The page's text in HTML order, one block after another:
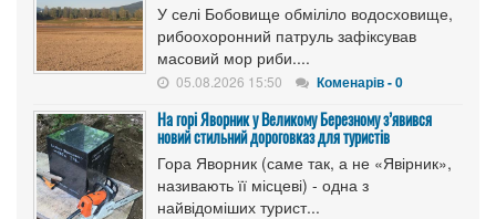
У селі Бобовище обміліло водосховище,
рибоохоронний патруль зафіксував
масовий мор риби....
05.08.2026 15:50 Коменарів - 0
На горі Яворник у Великому Березному з’явився
новий стильний дороговказ для туристів
Гора Яворник (саме так, а не «Явірник»,
називають її місцеві) - одна з
найвідоміших турист...